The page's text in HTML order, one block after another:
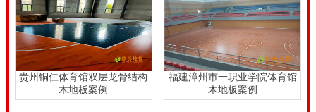
贵州铜仁体育馆双层龙骨结构
木地板案例
福建漳州市一职业学院体育馆
木地板案例